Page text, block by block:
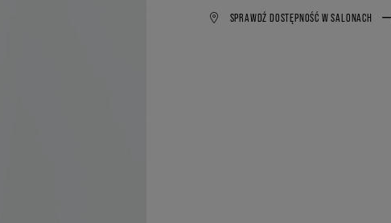
SPRAWDŹ DOSTĘPNOŚĆ W SALONACH